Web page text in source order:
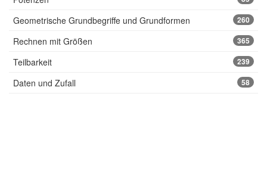
Geometrische Grundbegriffe und Grundformen 260
Rechnen mit Größen 365
Teilbarkeit 239
Daten und Zufall 58